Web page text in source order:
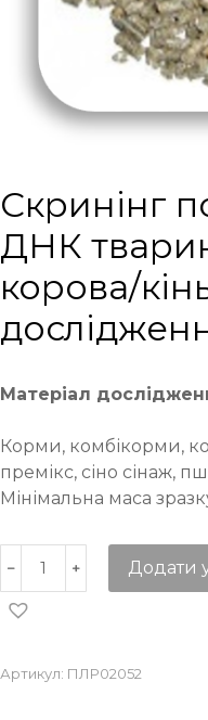
Cкринінг
ДНК
корова/
Матеріал
Корми, комбікорми,
премікс, сіно сінаж,
Мінімальна маса
Додати
Артикул: ПЛР02052